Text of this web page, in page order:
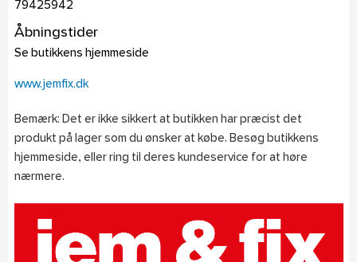
79425942
Åbningstider
Se butikkens hjemmeside
www.jemfix.dk
Bemærk: Det er ikke sikkert at butikken har præcist det
produkt på lager som du ønsker at købe. Besøg butikkens
hjemmeside, eller ring til deres kundeservice for at høre
nærmere.